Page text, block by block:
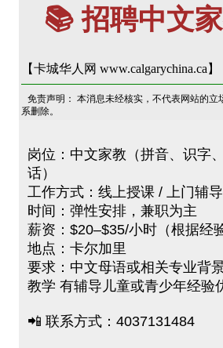
📚 招聘中文
【卡城华人网 www.calgarychina.ca
免责声明： 本消息未经核实，不代表网站的立
系删除。
岗位：中文家教（拼音、识字
话）
工作方式：线上授课 / 上门辅导
时间：弹性安排，兼职为主
薪资：$20–$35/小时（根据经
地点：卡尔加里
要求：中文母语或相关专业背
教学 有辅导儿童或青少年经验
📲 联系方式：4037131484